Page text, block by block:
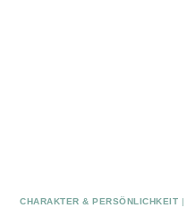
CHARAKTER & PERSÖNLICHKEIT